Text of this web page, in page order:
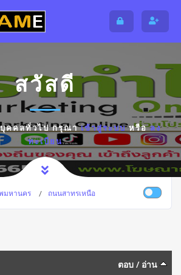
สวัสดี
บุคคลทั่วไปกรุณาเข้าสู่ระบบหรือลง
ทะเบียน
มหานคร ถนนสาทรเหนือ
ตอบ / อ่าน